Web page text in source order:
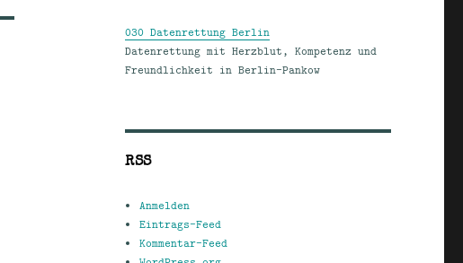
030 Datenrettung Berlin
Datenrettung mit Herzblut, Kompetenz und
Freundlichkeit in Berlin-Pankow
RSS
Anmelden
Eintrags-Feed
Kommentar-Feed